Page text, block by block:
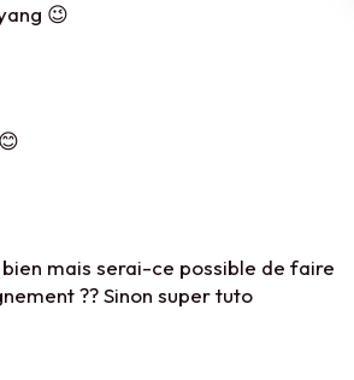
😉
mais serai-ce possible de faire
?? Sinon super tuto